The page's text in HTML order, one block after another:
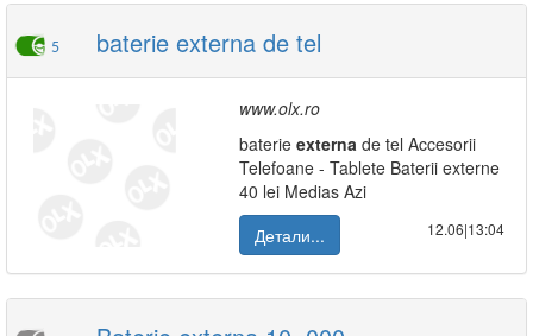
5 baterie externa de tel
www.olx.ro
baterie externa de tel Accesorii
Telefoane - Tablete Baterii externe
40 lei Medias Azi
Детали...
12.06|13:04